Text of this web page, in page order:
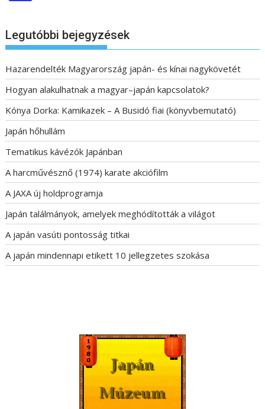
Legutóbbi bejegyzések
Hazarendelték Magyarország japán- és kínai nagykövetét
Hogyan alakulhatnak a magyar–japán kapcsolatok?
Kónya Dorka: Kamikazek – A Busidó fiai (könyvbemutató)
Japán hőhullám
Tematikus kávézók Japánban
A harcművésznő (1974) karate akciófilm
A JAXA új holdprogramja
Japán találmányok, amelyek meghódították a világot
A japán vasúti pontosság titkai
A japán mindennapi etikett 10 jellegzetes szokása